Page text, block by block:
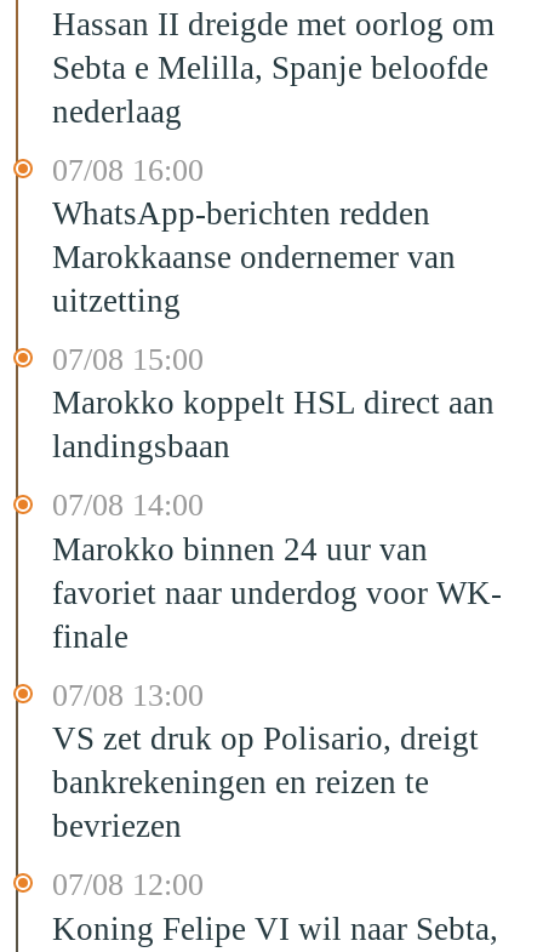
Hassan II dreigde met oorlog om
Sebta e Melilla, Spanje beloofde
nederlaag
07/08 16:00
WhatsApp-berichten redden
Marokkaanse ondernemer van
uitzetting
07/08 15:00
Marokko koppelt HSL direct aan
landingsbaan
07/08 14:00
Marokko binnen 24 uur van
favoriet naar underdog voor WK-
finale
07/08 13:00
VS zet druk op Polisario, dreigt
bankrekeningen en reizen te
bevriezen
07/08 12:00
Koning Felipe VI wil naar Sebta,